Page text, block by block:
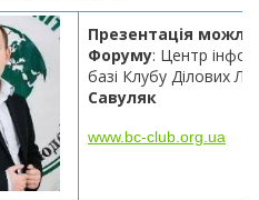
Презентація
Форуму: Центр
базі Клубу Ділових
Савуляк
www.bc-club.org.ua